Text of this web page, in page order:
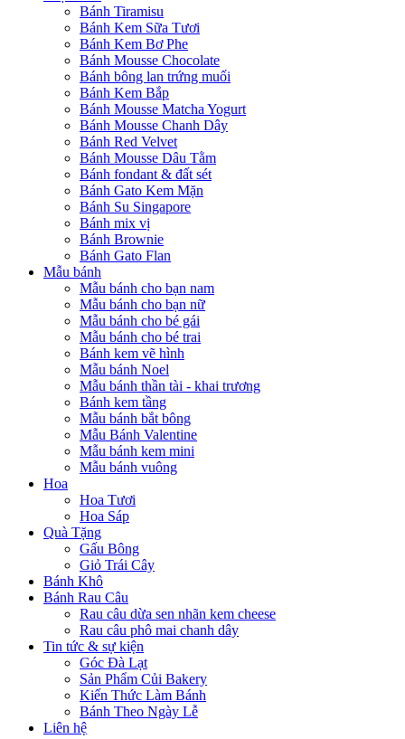
Bánh Tiramisu
Bánh Kem Sữa Tươi
Bánh Kem Bơ Phe
Bánh Mousse Chocolate
Bánh bông lan trứng muối
Bánh Kem Bắp
Bánh Mousse Matcha Yogurt
Bánh Mousse Chanh Dây
Bánh Red Velvet
Bánh Mousse Dâu Tằm
Bánh fondant & đất sét
Bánh Gato Kem Mặn
Bánh Su Singapore
Bánh mix vị
Bánh Brownie
Bánh Gato Flan
Mẫu bánh
Mẫu bánh cho bạn nam
Mẫu bánh cho bạn nữ
Mẫu bánh cho bé gái
Mẫu bánh cho bé trai
Bánh kem vẽ hình
Mẫu bánh Noel
Mẫu bánh thần tài - khai trương
Bánh kem tầng
Mẫu bánh bắt bông
Mẫu Bánh Valentine
Mẫu bánh kem mini
Mẫu bánh vuông
Hoa
Hoa Tươi
Hoa Sáp
Quà Tặng
Gấu Bông
Giỏ Trái Cây
Bánh Khô
Bánh Rau Câu
Rau câu dừa sen nhãn kem cheese
Rau câu phô mai chanh dây
Tin tức & sự kiện
Góc Đà Lạt
Sản Phẩm Củi Bakery
Kiến Thức Làm Bánh
Bánh Theo Ngày Lễ
Liên hệ